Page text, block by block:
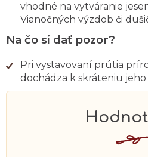
vhodné na vytváranie
Vianočných výzdob či
Na čo si dať pozor?
Pri vystavovaní prútia
dochádza k skráteniu jeho